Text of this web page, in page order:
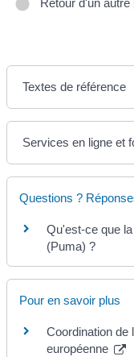
Retour d'un autre
Textes de référence
Services en ligne et
Questions ?
Qu'est-ce que
(Puma) ?
Pour en savoir plus
Coordination de
européenne